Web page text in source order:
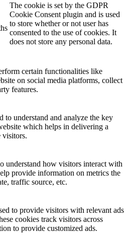
The cookie is set by the GDPR
Cookie Consent plugin and is used
to store whether or not user has
consented to the use of cookies. It
does not store any personal data.
certain functionalities like
on social media platforms, collect
features.
to understand and analyze the key
which helps in delivering a
visitors.
understand how visitors interact with
provide information on metrics the
traffic source, etc.
to provide visitors with relevant ads
cookies track visitors across
to provide customized ads.